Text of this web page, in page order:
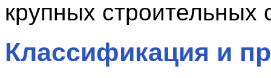
крупных строительных
Классификация и